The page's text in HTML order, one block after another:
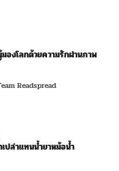
องโลกด้วยความรักผ่านภาพ
Readspread
เปล่าแทนน้ำยาหม้อน้ำ